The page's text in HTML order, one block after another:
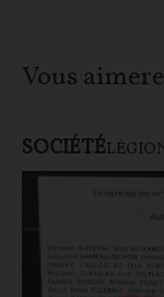
Vous
SOCIÉTÉ